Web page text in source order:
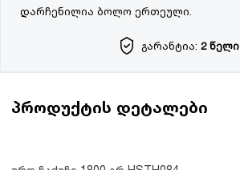
დარჩენილია ბოლო ერთეული.
გარანტია: 2 წელი
პროდუქტის დეტალები